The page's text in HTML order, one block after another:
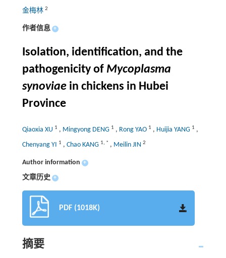
金梅林 2
作者信息 +
Isolation, identification, and the
pathogenicity of Mycoplasma
synoviaein chickens in Hubei
Province
Qiaoxia XU 1 , Mingyong DENG 1 , Rong YAO 1 , Huijia YANG 1 ,
Chenyang YI 1 , Chao KANG 1, * , Meilin JIN 2
Author information +
文章历史 +
PDF (1018K)
摘要